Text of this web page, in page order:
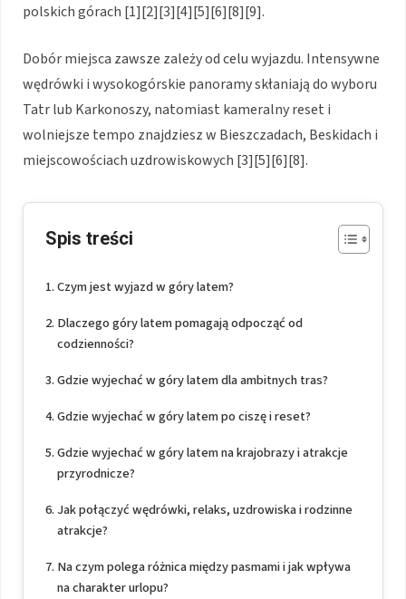
polskich górach [1][2][3][4][5][6][8][9].
Dobór miejsca zawsze zależy od celu wyjazdu. Intensywne
wędrówki i wysokogórskie panoramy skłaniają do wyboru
Tatr lub Karkonoszy, natomiast kameralny reset i
wolniejsze tempo znajdziesz w Bieszczadach, Beskidach i
miejscowościach uzdrowiskowych [3][5][6][8].
Spis treści
Czym jest wyjazd w góry latem?
Dlaczego góry latem pomagają odpocząć od
codzienności?
Gdzie wyjechać w góry latem dla ambitnych tras?
Gdzie wyjechać w góry latem po ciszę i reset?
Gdzie wyjechać w góry latem na krajobrazy i atrakcje
przyrodnicze?
Jak połączyć wędrówki, relaks, uzdrowiska i rodzinne
atrakcje?
Na czym polega różnica między pasmami i jak wpływa
na charakter urlopu?